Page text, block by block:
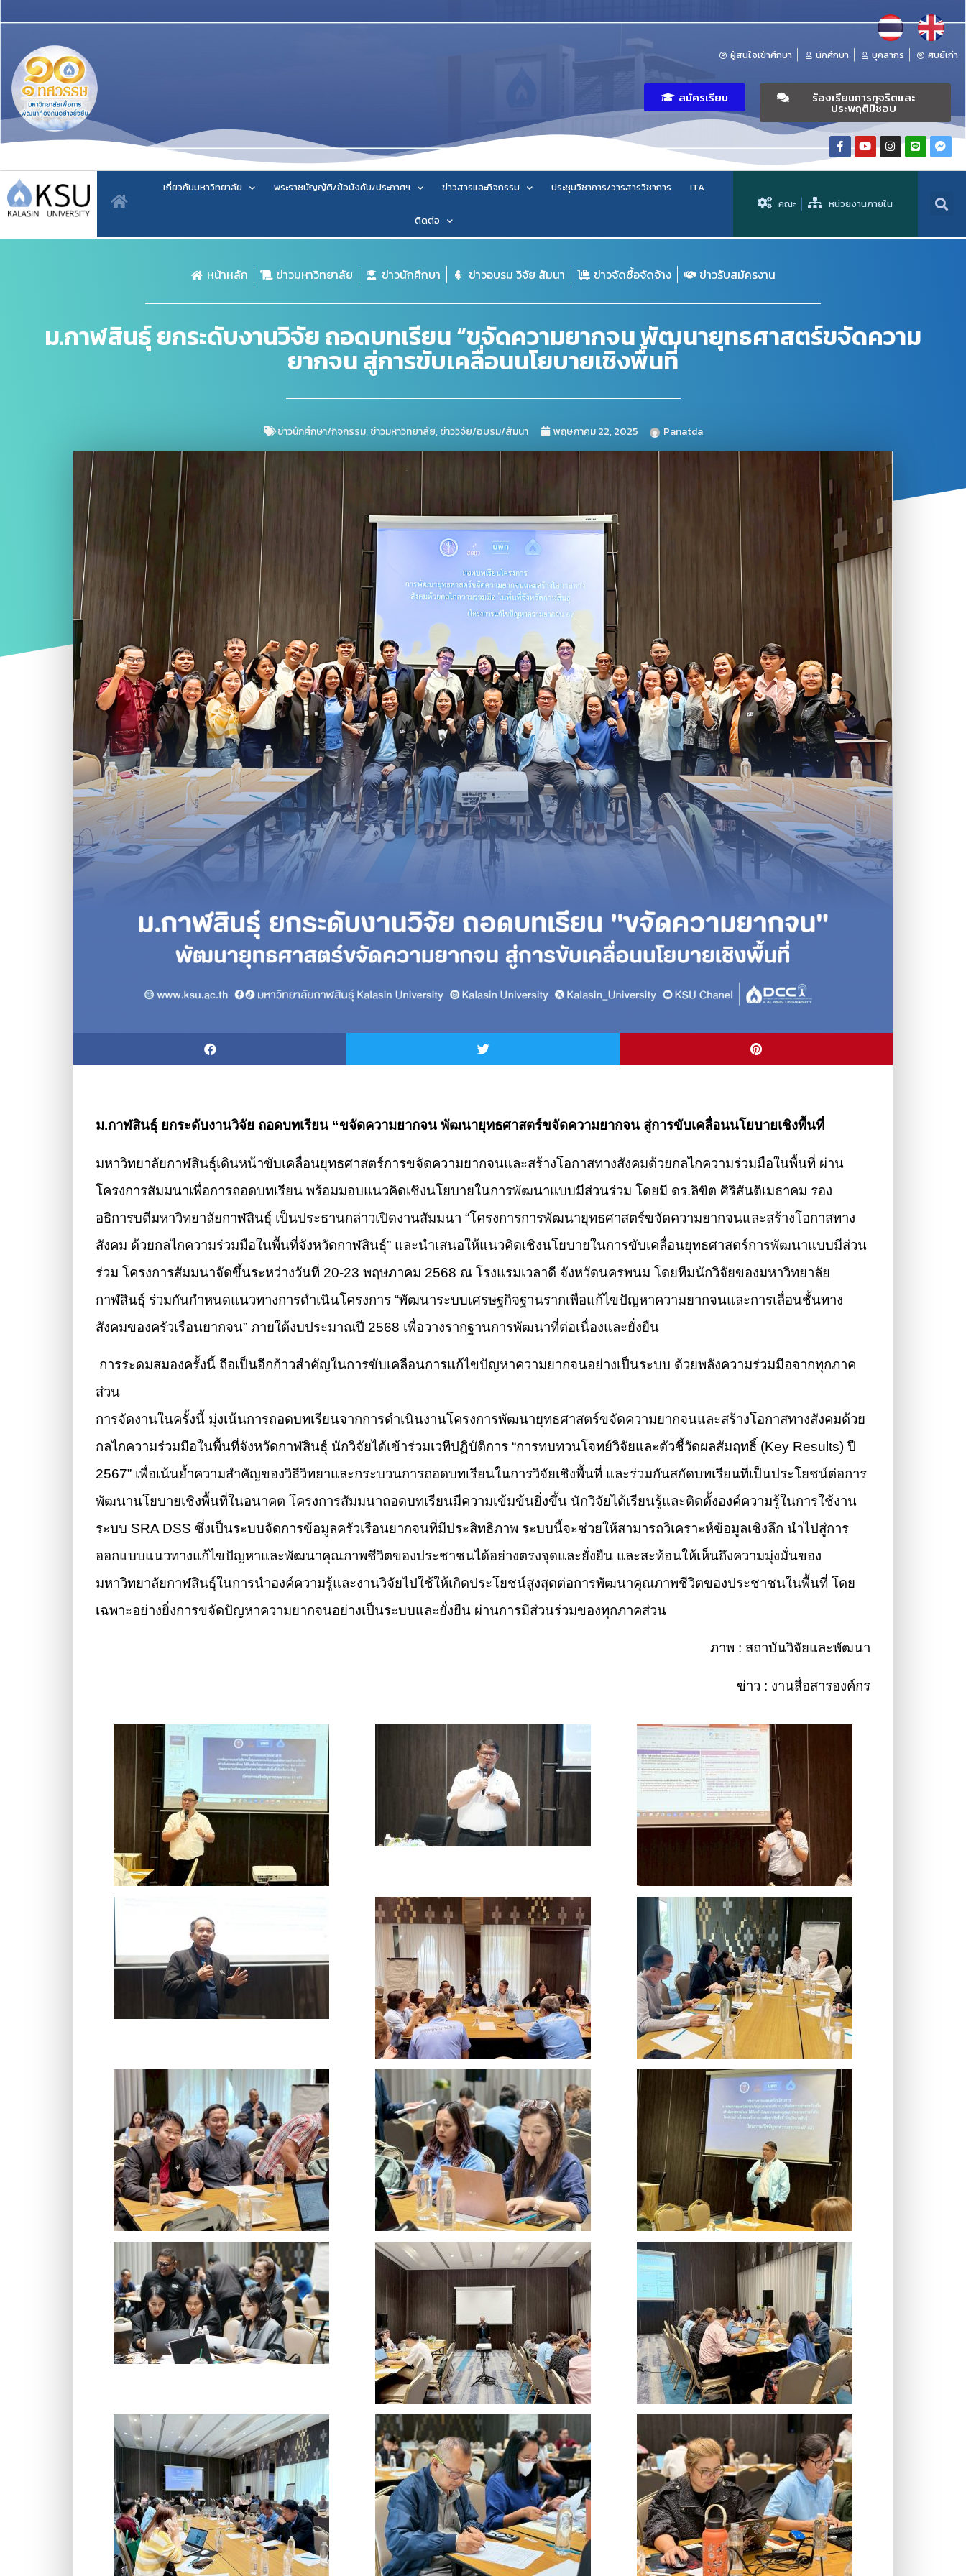
ผู้สนใจเข้าศึกษา นักศึกษา บุคลากร ศิษย์เก่า
สมัครเรียน ร้องเรียนการทุจริตและ
ประพฤติมิชอบ
เกี่ยวกับมหาวิทยาลัย พระราชบัญญัติ/ข้อบังคับ/ประกาศฯ ข่าวสารและกิจกรรม ประชุมวิชาการ/วารสารวิชาการ ITA
ติดต่อ
คณะ หน่วยงานภายใน
หน้าหลัก ข่าวมหาวิทยาลัย ข่าวนักศึกษา ข่าวอบรม วิจัย สัมนา ข่าวจัดซื้อจัดจ้าง ข่าวรับสมัครงาน
ม.กาฬสินธุ์ ยกระดับงานวิจัย ถอดบทเรียน “ขจัดความยากจน พัฒนายุทธศาสตร์ขจัดความ
ยากจน สู่การขับเคลื่อนนโยบายเชิงพื้นที่
ข่าวนักศึกษา/กิจกรรม,ข่าวมหาวิทยาลัย,ข่าววิจัย/อบรม/สัมนา พฤษภาคม 22, 2025 Panatda
ม.กาฬสินธุ์ ยกระดับงานวิจัย ถอดบทเรียน “ขจัดความยากจน พัฒนายุทธศาสตร์ขจัดความยากจน สู่การขับเคลื่อนนโยบายเชิงพื้นที่
มหาวิทยาลัยกาฬสินธุ์เดินหน้าขับเคลื่อนยุทธศาสตร์การขจัดความยากจนและสร้างโอกาสทางสังคมด้วยกลไกความร่วมมือในพื้นที่ ผ่าน
โครงการสัมมนาเพื่อการถอดบทเรียน พร้อมมอบแนวคิดเชิงนโยบายในการพัฒนาแบบมีส่วนร่วม โดยมี ดร.ลิขิต ศิริสันติเมธาคม รอง
อธิการบดีมหาวิทยาลัยกาฬสินธุ์ เป็นประธานกล่าวเปิดงานสัมมนา “โครงการการพัฒนายุทธศาสตร์ขจัดความยากจนและสร้างโอกาสทาง
สังคม ด้วยกลไกความร่วมมือในพื้นที่จังหวัดกาฬสินธุ์” และนำเสนอให้แนวคิดเชิงนโยบายในการขับเคลื่อนยุทธศาสตร์การพัฒนาแบบมีส่วน
ร่วม โครงการสัมมนาจัดขึ้นระหว่างวันที่ 20-23 พฤษภาคม 2568 ณ โรงแรมเวลาดี จังหวัดนครพนม โดยทีมนักวิจัยของมหาวิทยาลัย
กาฬสินธุ์ ร่วมกันกำหนดแนวทางการดำเนินโครงการ “พัฒนาระบบเศรษฐกิจฐานรากเพื่อแก้ไขปัญหาความยากจนและการเลื่อนชั้นทาง
สังคมของครัวเรือนยากจน” ภายใต้งบประมาณปี 2568 เพื่อวางรากฐานการพัฒนาที่ต่อเนื่องและยั่งยืน
การระดมสมองครั้งนี้ ถือเป็นอีกก้าวสำคัญในการขับเคลื่อนการแก้ไขปัญหาความยากจนอย่างเป็นระบบ ด้วยพลังความร่วมมือจากทุกภาค
ส่วน
การจัดงานในครั้งนี้ มุ่งเน้นการถอดบทเรียนจากการดำเนินงานโครงการพัฒนายุทธศาสตร์ขจัดความยากจนและสร้างโอกาสทางสังคมด้วย
กลไกความร่วมมือในพื้นที่จังหวัดกาฬสินธุ์ นักวิจัยได้เข้าร่วมเวทีปฏิบัติการ “การทบทวนโจทย์วิจัยและตัวชี้วัดผลสัมฤทธิ์ (Key Results) ปี
2567” เพื่อเน้นย้ำความสำคัญของวิธีวิทยาและกระบวนการถอดบทเรียนในการวิจัยเชิงพื้นที่ และร่วมกันสกัดบทเรียนที่เป็นประโยชน์ต่อการ
พัฒนานโยบายเชิงพื้นที่ในอนาคต โครงการสัมมนาถอดบทเรียนมีความเข้มข้นยิ่งขึ้น นักวิจัยได้เรียนรู้และติดตั้งองค์ความรู้ในการใช้งาน
ระบบ SRA DSS ซึ่งเป็นระบบจัดการข้อมูลครัวเรือนยากจนที่มีประสิทธิภาพ ระบบนี้จะช่วยให้สามารถวิเคราะห์ข้อมูลเชิงลึก นำไปสู่การ
ออกแบบแนวทางแก้ไขปัญหาและพัฒนาคุณภาพชีวิตของประชาชนได้อย่างตรงจุดและยั่งยืน และสะท้อนให้เห็นถึงความมุ่งมั่นของ
มหาวิทยาลัยกาฬสินธุ์ในการนำองค์ความรู้และงานวิจัยไปใช้ให้เกิดประโยชน์สูงสุดต่อการพัฒนาคุณภาพชีวิตของประชาชนในพื้นที่ โดย
เฉพาะอย่างยิ่งการขจัดปัญหาความยากจนอย่างเป็นระบบและยั่งยืน ผ่านการมีส่วนร่วมของทุกภาคส่วน
ภาพ : สถาบันวิจัยและพัฒนา
ข่าว : งานสื่อสารองค์กร